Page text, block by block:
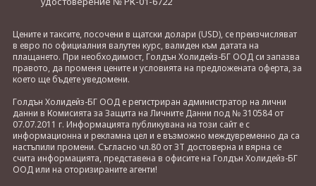
Цените и таксите, посочени в щатски долари (USD), се преизчисляват
в евро по официалния валутен курс, валиден към датата на
плащането. При необходимост, Голдън Холидейз-БГ ООД си запазва
правото, да променя цените и условията на предложената оферта, за
което ще бъдете уведомени.
Голдън Холидейз-БГ ООД е регистриран администратор на лични
данни в Комисията за Защита на Личните Данни под № 310584 от
07.07.2011 г. Информацията публикувана на този сайт е с
информационна и рекламна цел и е възможно междувременно да са
настъпили промени. Съгласно чл.80 от ЗТ достоверна и вярна се
счита информацията, представена в офисите на Голдън Холидейз-БГ
ООД или на оторизираните агенти!